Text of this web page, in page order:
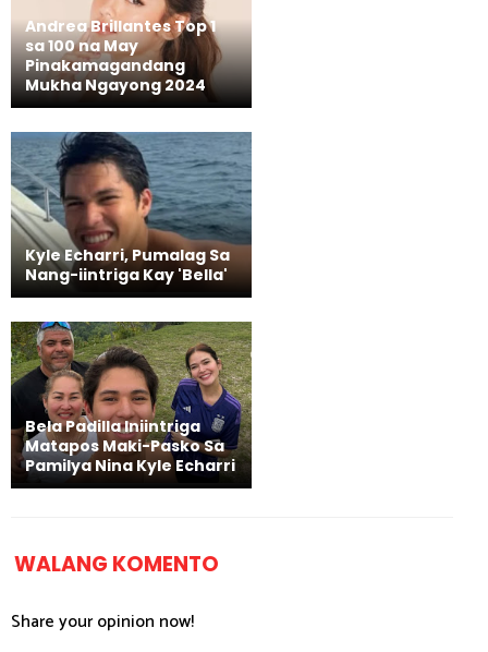
Andrea Brillantes Top 1
sa 100 na May
Pinakamagandang
Mukha Ngayong 2024
Kyle Echarri, Pumalag Sa
Nang-iintriga Kay 'Bella'
Bela Padilla Iniintriga
Matapos Maki-Pasko Sa
Pamilya Nina Kyle Echarri
WALANG KOMENTO
Share your opinion now!